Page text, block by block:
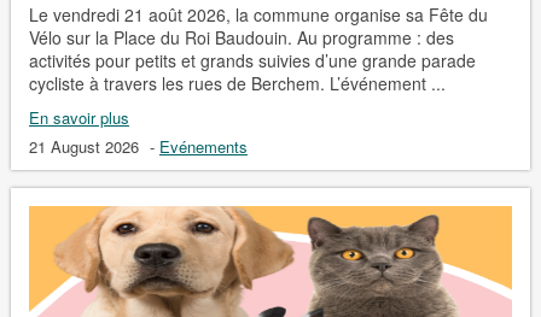
Le vendredi 21 août 2026, la commune organise sa Fête du
Vélo sur la Place du Roi Baudouin. Au programme : des
activités pour petits et grands suivies d’une grande parade
cycliste à travers les rues de Berchem. L’événement ...
En savoir plus
21 August 2026 - Evénements